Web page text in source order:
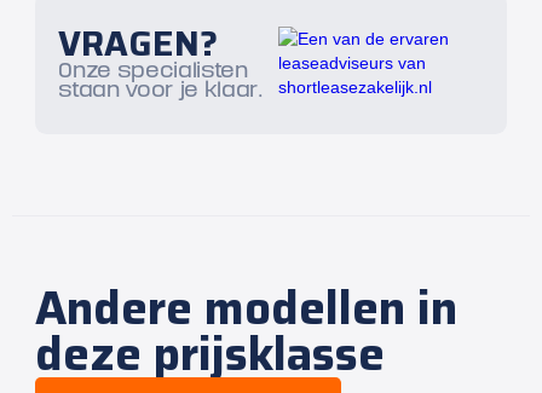
VRAGEN?
Onze specialisten
staan voor je klaar.
Andere modellen in
deze prijsklasse